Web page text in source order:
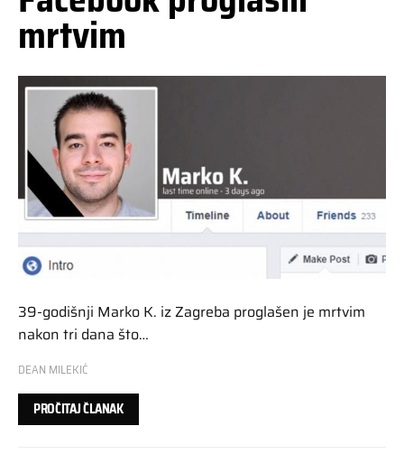
mrtvim
39-godišnji Marko K. iz Zagreba proglašen je mrtvim
nakon tri dana što…
DEAN MILEKIĆ
PROČITAJ ČLANAK